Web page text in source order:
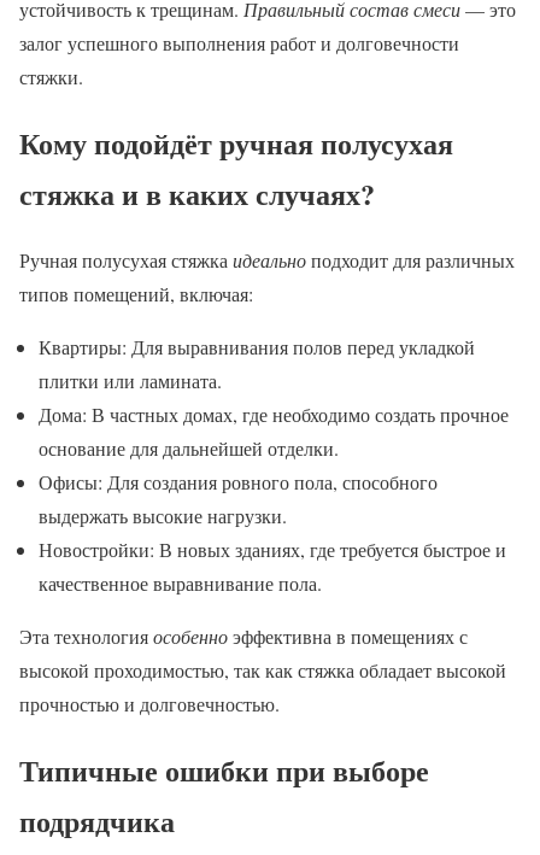
устойчивость к трещинам. Правильный состав смеси— это
залог успешного выполнения работ и долговечности
стяжки.
Кому подойдёт ручная полусухая
стяжка и в каких случаях?
Ручная полусухая стяжка идеальноподходит для различных
типов помещений, включая:
Квартиры: Для выравнивания полов перед укладкой
плитки или ламината.
Дома: В частных домах, где необходимо создать прочное
основание для дальнейшей отделки.
Офисы: Для создания ровного пола, способного
выдержать высокие нагрузки.
Новостройки: В новых зданиях, где требуется быстрое и
качественное выравнивание пола.
Эта технологияособенноэффективна в помещениях с
высокой проходимостью, так как стяжка обладает высокой
прочностью и долговечностью.
Типичные ошибки при выборе
подрядчика